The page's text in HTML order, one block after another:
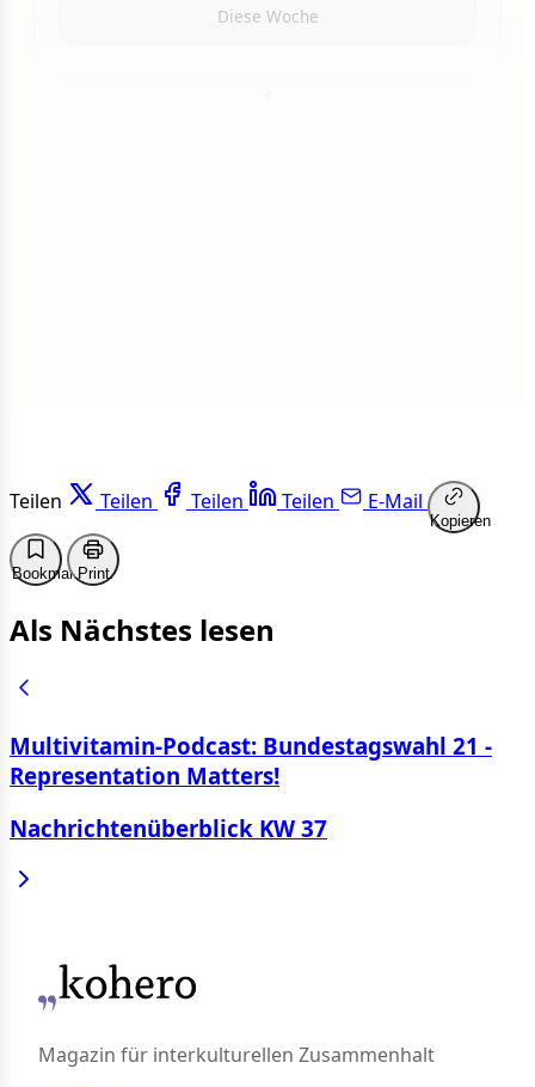
Diese Woche
Teilen Teilen Teilen Teilen E-Mail
Kopieren
BookmarkPrint
Als Nächstes lesen
Multivitamin-Podcast: Bundestagswahl 21 -
Representation Matters!
Nachrichtenüberblick KW 37
Magazin für interkulturellen Zusammenhalt